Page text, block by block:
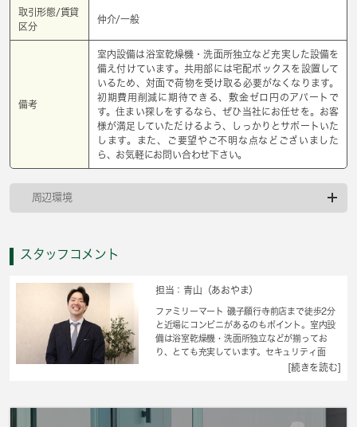
取引形態/賃貸
区分
仲介/一般
備考
室内設備は浴室乾燥機・洗面所独立など充実した設備を
備え付けています。共用部には宅配ボックスを設置して
いるため、対面で荷物を受け取る必要がなくなります。
初期費用削減に期待できる、敷金ゼロ円のアパートで
す。住まい探しをするなら、ぜひ当社にお任せを。お客
様が満足していただけるよう、しっかりとサポートいた
します。また、ご要望やご不明な点などございました
ら、お気軽にお問い合わせ下さい。
周辺環境
スタッフコメント
担当：青山（あおやま）
ファミリーマート 磯子願行寺前店まで徒歩2分
と近場にコンビニがあるのもポイント。室内設
備は浴室乾燥機・洗面所独立などが揃ってお
り、とても充実しています。セキュリティ面
は、オートロック・TVインターホンなど充実し
類や履き物の整理がしやすく便利です。エアコ
[続きを読む]